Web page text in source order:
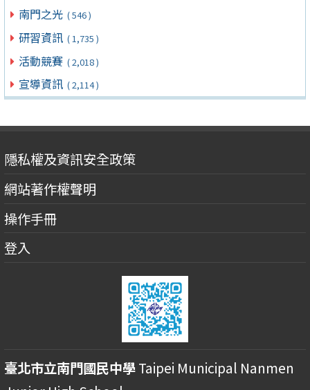
南門之光 ( 546 )
研習資訊 ( 1,735 )
活動競賽 ( 2,018 )
宣導資訊 ( 2,114 )
隱私權及資訊安全政策
網站著作權聲明
操作手冊
登入
臺北市立南門國民中學Taipei Municipal Nanmen